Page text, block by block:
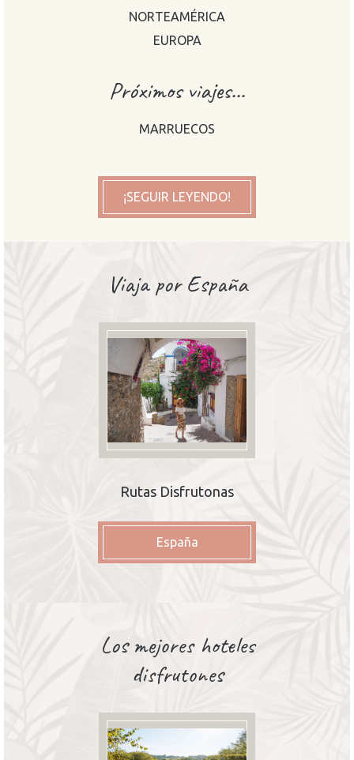
NORTEAMÉRICA
EUROPA
Próximos viajes...
MARRUECOS
¡SEGUIR LEYENDO!
Viaja por España
Rutas Disfrutonas
España
Los mejores hoteles
disfrutones